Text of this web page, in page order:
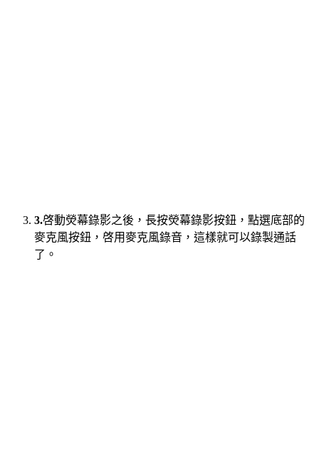
3.啓動熒幕錄影之後，長按熒幕錄影按鈕，點選底部的
麥克風按鈕，啓用麥克風錄音，這樣就可以錄製通話
了。